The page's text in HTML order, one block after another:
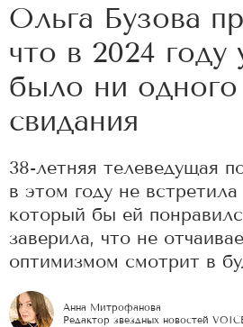
Ольга Бузова
что в 2024 году
было ни одного
свидания
38-летняя телеведущая
в этом году не
который бы ей
заверила, что не
оптимизмом смотрит в
Анна Митрофанова
Редактор звездных новостей